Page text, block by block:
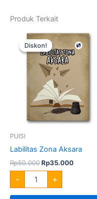
Produk Terkait
Diskon!
Diskon!
PUISI
Labilitas Zona Aksara
Rp50.000
Harga
aslinya
adalah:
Rp50.000.
Rp35.000
Harga
saat
ini
-
Kuantitas
Labilitas
Zona
Aksara
+